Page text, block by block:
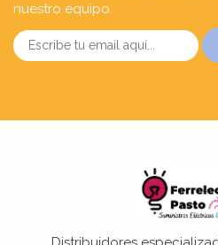
nuestro equipo.